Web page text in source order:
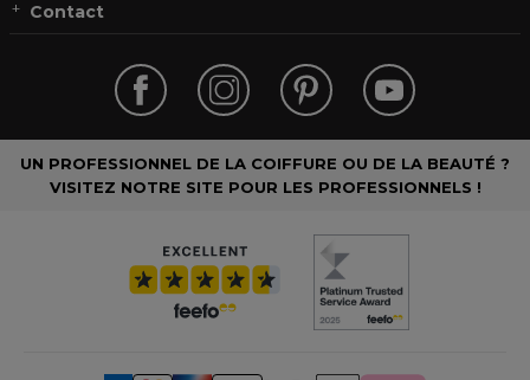
Contact
UN PROFESSIONNEL DE LA COIFFURE OU DE LA BEAUTÉ ?
VISITEZ NOTRE SITE POUR LES PROFESSIONNELS !